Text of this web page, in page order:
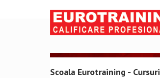
Scoala Eurotraining - Cursuri